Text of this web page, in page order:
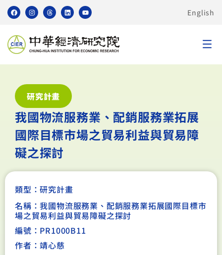
English
研究計畫
我國物流服務業、配銷服務業拓展
國際目標市場之貿易利益與貿易障
礙之探討
類型：研究計畫
名稱：我國物流服務業、配銷服務業拓展國際目標市
場之貿易利益與貿易障礙之探討
編號：PR1000B11
作者：靖心慈